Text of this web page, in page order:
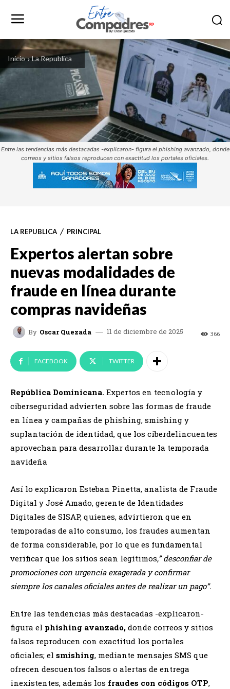
Inicio La Republica
Entre las tendencias más destacadas -explicaron- figura el phishing avanzado, donde
correos y sitios falsos reproducen con exactitud los portales oficiales.
LA REPUBLICA PRINCIPAL
Expertos alertan sobre
nuevas modalidades de
fraude en línea durante
compras navideñas
By Oscar Quezada 11 de diciembre de 2025 366
FACEBOOK TWITTER
República Dominicana. Expertos en tecnología y
ciberseguridad advierten sobre las formas de fraude
en línea y campañas de phishing, smishing y
suplantación de identidad, que los ciberdelincuentes
aprovechan para desarrollar durante la temporada
navideña
Así lo explicaron Esteban Pinetta, analista de Fraude
Digital y José Amado, gerente de Identidades
Digitales de SISAP, quienes, advirtieron que en
temporadas de alto consumo, los fraudes aumentan
de forma considerable, por lo que es fundamental
verificar que los sitios sean legítimos,” desconfiar de
promociones con urgencia exagerada y confirmar
siempre los canales oficiales antes de realizar un pago”.
Entre las tendencias más destacadas -explicaron-
figura el phishing avanzado, donde correos y sitios
falsos reproducen con exactitud los portales
oficiales; el smishing, mediante mensajes SMS que
ofrecen descuentos falsos o alertas de entrega
inexistentes, además los fraudes con códigos OTP,